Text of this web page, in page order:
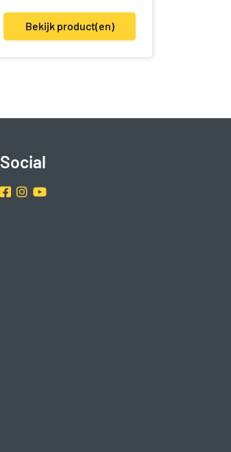
Bekijk product(en)
Social
Facebook
Instragram
Youtube